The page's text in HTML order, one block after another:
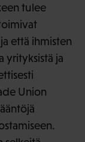
tulee
että ihmisten
yrityksistä ja
Union